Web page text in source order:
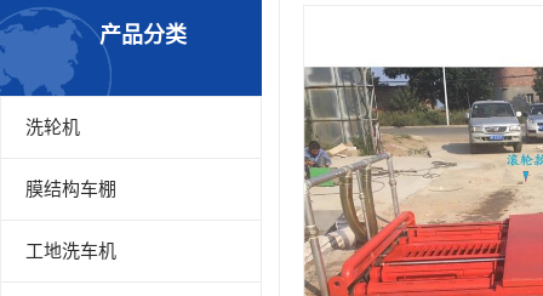
产品分类
洗轮机
膜结构车棚
工地洗车机